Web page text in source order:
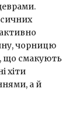
чорницю
що смакують
хіти
а й